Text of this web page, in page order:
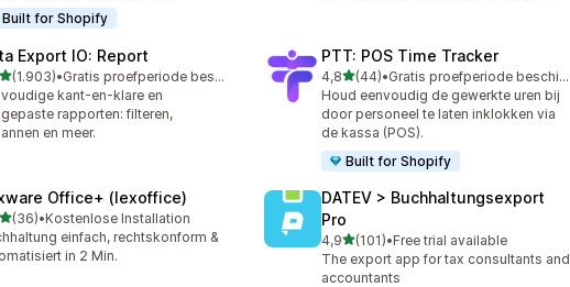
Built for Shopify
Export IO: Report
van 5 sterren
(1.903)
recensies in totaal
•
Gratis proefperiode beschikbaar
kant-en-klare en
rapporten: filteren,
en meer.
PTT: POS Time Tracker
4,8van 5 sterren
(44)
44 recensies in totaal
•
Gratis proefperiode beschikbaar
Houd eenvoudig de gewerkte uren bij
door personeel te laten inklokken via
de kassa (POS).
Built for Shopify
Office+ (lexoffice)
van 5 sterren
(36) in totaal
•Kostenlose Installation
einfach, rechtskonform &
in 2 Min.
DATEV > Buchhaltungsexport
Pro
4,9van 5 sterren
(101)
101 recensies in totaal
•Free trial available
The export app for tax consultants and
accountants